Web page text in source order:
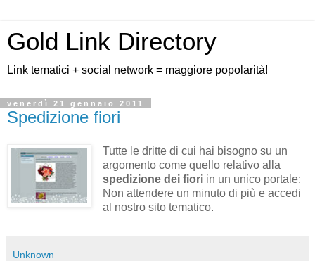
Gold Link Directory
Link tematici + social network = maggiore popolarità!
venerdì 21 gennaio 2011
Spedizione fiori
Tutte le dritte di cui hai bisogno su un
argomento come quello relativo alla
spedizione dei fioriin un unico portale:
Non attendere un minuto di più e accedi
al nostro sito tematico.
Unknown